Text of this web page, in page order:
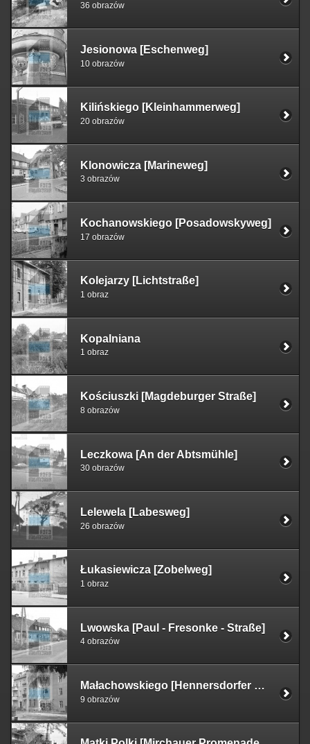
36 obrazów
Jesionowa [Eschenweg]
10 obrazów
Kilińskiego [Kleinhammerweg]
20 obrazów
Klonowicza [Marineweg]
3 obrazów
Kochanowskiego [Posadowskyweg]
17 obrazów
Kolejarzy [Lichtstraße]
1 obraz
Kopalniana
1 obraz
Kościuszki [Magdeburger Straße]
8 obrazów
Leczkowa [An der Abtsmühle]
30 obrazów
Lelewela [Labesweg]
26 obrazów
Łukasiewicza [Zobelweg]
1 obraz
Lwowska [Paul - Fresonke - Straße]
4 obrazów
Małachowskiego [Hennersdorfer Weg]
9 obrazów